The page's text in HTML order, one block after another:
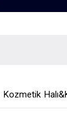
Kozmetik